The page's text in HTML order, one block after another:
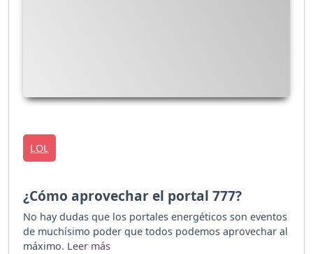
LOL
¿Cómo aprovechar el portal 777?
No hay dudas que los portales energéticos son eventos
de muchísimo poder que todos podemos aprovechar al
máximo.